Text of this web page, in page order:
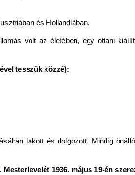
és Hollandiában.
volt az életében, egy ottani
tesszük közzé):
lakott és dolgozott. Mindig
1936. május 19-én